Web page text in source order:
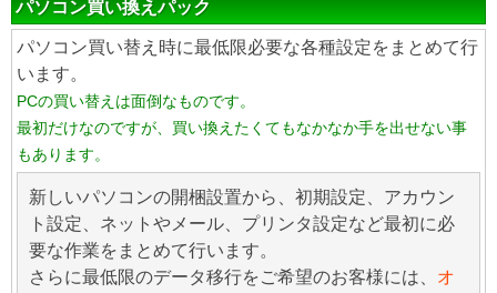
パソコン買い換えパック
パソコン買い替え時に最低限必要な各種設定をまとめて行
います。
PCの買い替えは面倒なものです。
最初だけなのですが、買い換えたくてもなかなか手を出せない事
もあります。
新しいパソコンの開梱設置から、初期設定、アカウン
ト設定、ネットやメール、プリンタ設定など最初に必
要な作業をまとめて行います。
さらに最低限のデータ移行をご希望のお客様には、 オ